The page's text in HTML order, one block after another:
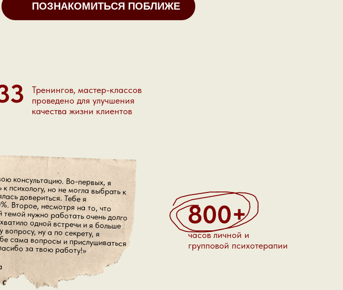
ПОЗНАКОМИТЬСЯ ПОБЛИЖЕ
консультацию. Во-первых, я
но не могла выбрать к
довериться. Тебе я
Второе, несмотря на то, что
нужно работать очень долго
одной встречи и я больше
вопросу, ну а по секрету, я
сама вопросы и прислушиваться
за твою работу!»
800+
Тренингов, мастер-классов
проведено для улучшения
качества жизни клиентов
часов личной и
групповой психотерапии